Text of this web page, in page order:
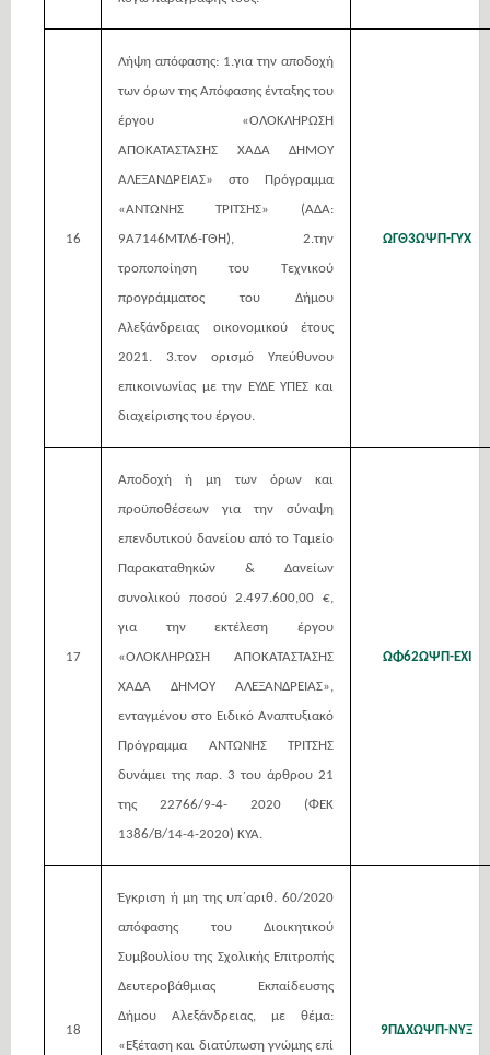
16
Λήψη απόφασης: 1.για την αποδοχή
των όρων της Απόφασης ένταξης του
έργου «ΟΛΟΚΛΗΡΩΣΗ
ΑΠΟΚΑΤΑΣΤΑΣΗΣ ΧΑΔΑ ΔΗΜΟΥ
ΑΛΕΞΑΝΔΡΕΙΑΣ» στο Πρόγραμμα
«ΑΝΤΩΝΗΣ ΤΡΙΤΣΗΣ» (ΑΔΑ:
9Α7146ΜΤΛ6-ΓΘΗ), 2.την
τροποποίηση του Τεχνικού
προγράμματος του Δήμου
Αλεξάνδρειας οικονομικού έτους
2021. 3.τον ορισμό Υπεύθυνου
επικοινωνίας με την ΕΥΔΕ ΥΠΕΣ και
διαχείρισης του έργου.
ΩΓΘ3ΩΨΠ-ΓΥΧ
17
Αποδοχή ή μη των όρων και
προϋποθέσεων για την σύναψη
επενδυτικού δανείου από το Ταμείο
Παρακαταθηκών & Δανείων
συνολικού ποσού 2.497.600,00 €,
για την εκτέλεση έργου
«ΟΛΟΚΛΗΡΩΣΗ ΑΠΟΚΑΤΑΣΤΑΣΗΣ
ΧΑΔΑ ΔΗΜΟΥ ΑΛΕΞΑΝΔΡΕΙΑΣ»,
ενταγμένου στο Ειδικό Αναπτυξιακό
Πρόγραμμα ΑΝΤΩΝΗΣ ΤΡΙΤΣΗΣ
δυνάμει της παρ. 3 του άρθρου 21
της 22766/9-4- 2020 (ΦΕΚ
1386/B/14-4-2020) ΚΥΑ.
ΩΦ62ΩΨΠ-ΕΧΙ
18
Έγκριση ή μη της υπ΄αριθ. 60/2020
απόφασης του Διοικητικού
Συμβουλίου της Σχολικής Επιτροπής
Δευτεροβάθμιας Εκπαίδευσης
Δήμου Αλεξάνδρειας, με θέμα:
«Εξέταση και διατύπωση γνώμης επί
9ΠΔΧΩΨΠ-ΝΥΞ